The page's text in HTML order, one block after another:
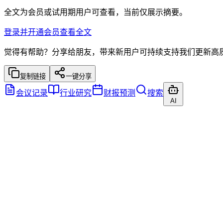
全文为会员或试用期用户可查看，当前仅展示摘要。
登录并开通会员查看全文
觉得有帮助？分享给朋友，带来新用户可持续支持我们更新高
复制链接 一键分享
会议记录 行业研究 财报预测 搜索
AI